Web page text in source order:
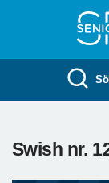
Swish nr.